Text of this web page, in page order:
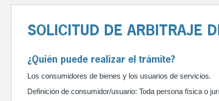
SOLICITUD DE ARBITRAJE
¿Quién puede realizar el trámite?
Los consumidores de bienes y los usuarios de servicios.
Definición de consumidor/usuario: Toda persona física o